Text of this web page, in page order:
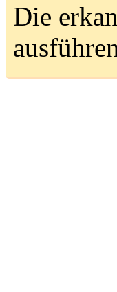
Die